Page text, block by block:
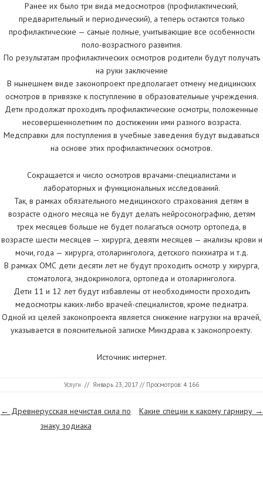
Ранее их было три вида медосмотров (профилактический,
предварительный и периодический), а теперь остаются только
профилактические — самые полные, учитывающие все особенности
поло-возрастного развития.
По результатам профилактических осмотров родители будут получать
на руки заключение
В нынешнем виде законопроект предполагает отмену медицинских
осмотров в привязке к поступлению в образовательные учреждения.
Дети продолжат проходить профилактические осмотры, положенные
несовершеннолетним по достижении ими разного возраста.
Медсправки для поступления в учебные заведения будут выдаваться
на основе этих профилактических осмотров.
Сокращается и число осмотров врачами-специалистами и
лабораторных и функциональных исследований.
Так, в рамках обязательного медицинского страхования детям в
возрасте одного месяца не будут делать нейросонографию, детям
трех месяцев больше не будет полагаться осмотр ортопеда, в
возрасте шести месяцев — хирурга, девяти месяцев — анализы крови и
мочи, года — хирурга, отоларинголога, детского психиатра и т.д.
В рамках ОМС дети десяти лет не будут проходить осмотр у хирурга,
стоматолога, эндокринолога, ортопеда и отоларинголога.
Дети 11 и 12 лет будут избавлены от необходимости проходить
медосмотры каких-либо врачей-специалистов, кроме педиатра.
Одной из целей законопроекта является снижение нагрузки на врачей,
указывается в пояснительной записке Минздрава к законопроекту.
Источник: интернет.
Услуги // Январь 23, 2017 // Просмотров: 4 166
Страницы
← Древнерусская нечистая сила по
знаку зодиака
Какие специи к какому гарниру →